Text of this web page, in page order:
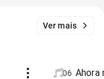
Ver mais
06 Ahora